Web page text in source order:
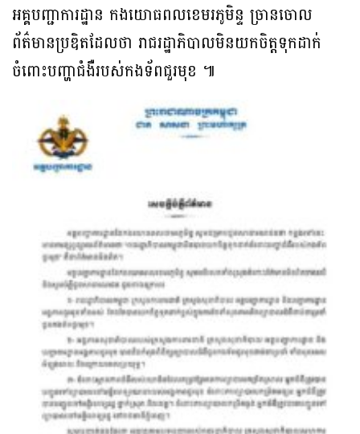
អគ្គបញ្ជាការដ្ឋាន កងយោធពលខេមរភូមិន្ទ ច្រានចោល
ព័ត៌មានប្រឌិតដែលថា រាជរដ្ឋាភិបាលមិនយកចិត្តទុកដាក់
ចំពោះបញ្ហាជំងឺរបស់កងទ័ពជួរមុខ ៕